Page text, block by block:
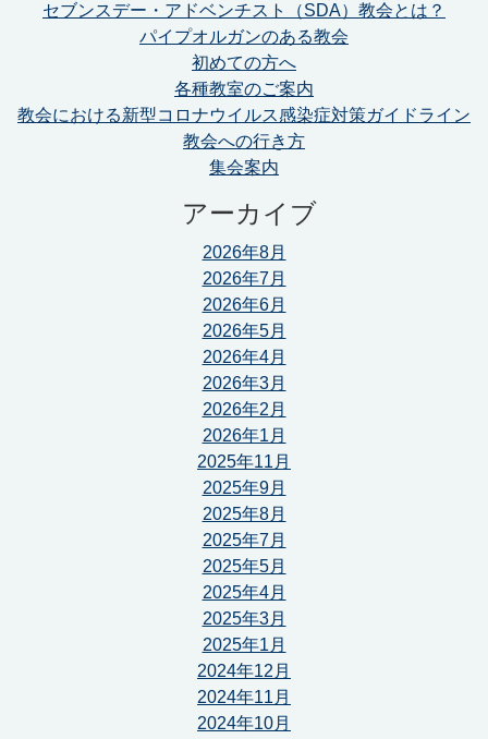
セブンスデー・アドベンチスト（SDA）教会とは？
パイプオルガンのある教会
初めての方へ
各種教室のご案内
教会における新型コロナウイルス感染症対策ガイドライン
教会への行き方
集会案内
アーカイブ
2026年8月
2026年7月
2026年6月
2026年5月
2026年4月
2026年3月
2026年2月
2026年1月
2025年11月
2025年9月
2025年8月
2025年7月
2025年5月
2025年4月
2025年3月
2025年1月
2024年12月
2024年11月
2024年10月